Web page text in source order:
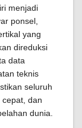
menjadi
ponsel,
yang
direduksi
data
teknis
seluruh
dan
dunia.